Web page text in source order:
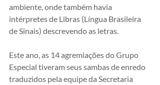
ambiente, onde também havia
intérpretes de Libras (Língua Brasileira
de Sinais) descrevendo as letras.
Este ano, as 14 agremiações do Grupo
Especial tiveram seus sambas de enredo
traduzidos pela equipe da Secretaria